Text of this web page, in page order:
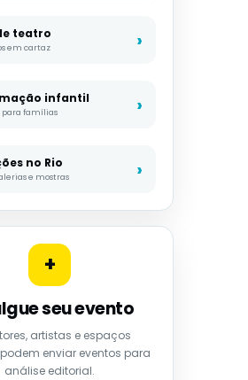
teatro
em cartaz
infantil
para famílias
no Rio
e mostras
+
seu evento
artistas e espaços
enviar eventos para
análise editorial.